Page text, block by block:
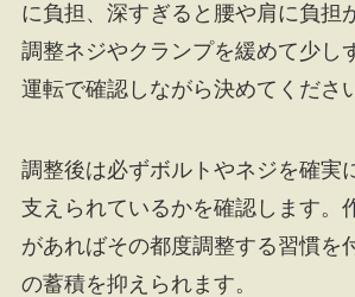
に負担、深すぎると腰や肩に負担
調整ネジやクランプを緩めて少し
運転で確認しながら決めてくださ
調整後は必ずボルトやネジを確実
支えられているかを確認します。
があればその都度調整する習慣を
の蓄積を抑えられます。